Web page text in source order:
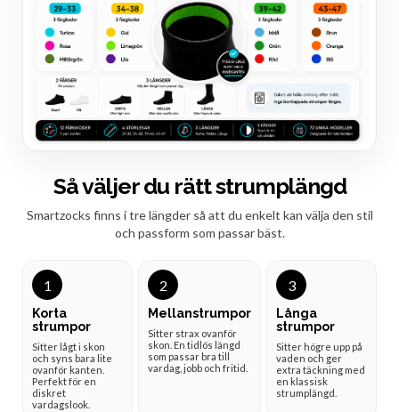
Så väljer du rätt strumplängd
Smartzocks finns i tre längder så att du enkelt kan välja den stil
och passform som passar bäst.
1
Korta
strumpor
Sitter lågt i skon
och syns bara lite
ovanför kanten.
Perfekt för en
diskret
vardagslook.
2
Mellanstrumpor
Sitter strax ovanför
skon. En tidlös längd
som passar bra till
vardag, jobb och fritid.
3
Långa
strumpor
Sitter högre upp på
vaden och ger
extra täckning med
en klassisk
strumplängd.